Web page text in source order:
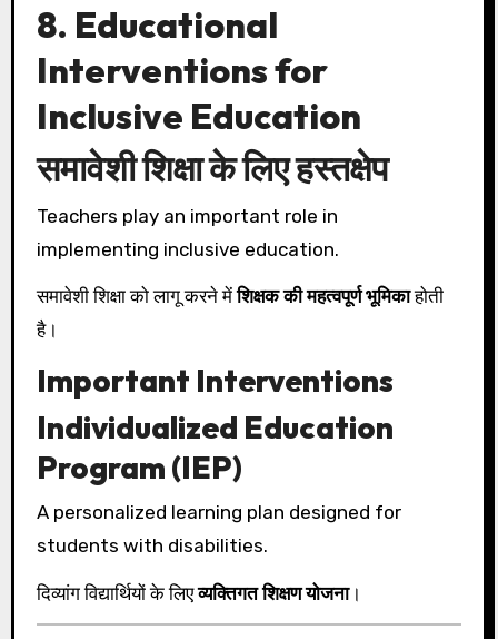
8. Educational
Interventions for
Inclusive Education
समावेशी शिक्षा के लिए हस्तक्षेप
Teachers play an important role in
implementing inclusive education.
समावेशी शिक्षा को लागू करने मेंशिक्षक की महत्वपूर्ण भूमिकाहोती
है।
Important Interventions
Individualized Education
Program (IEP)
A personalized learning plan designed for
students with disabilities.
दिव्यांग विद्यार्थियों के लिएव्यक्तिगत शिक्षण योजना।